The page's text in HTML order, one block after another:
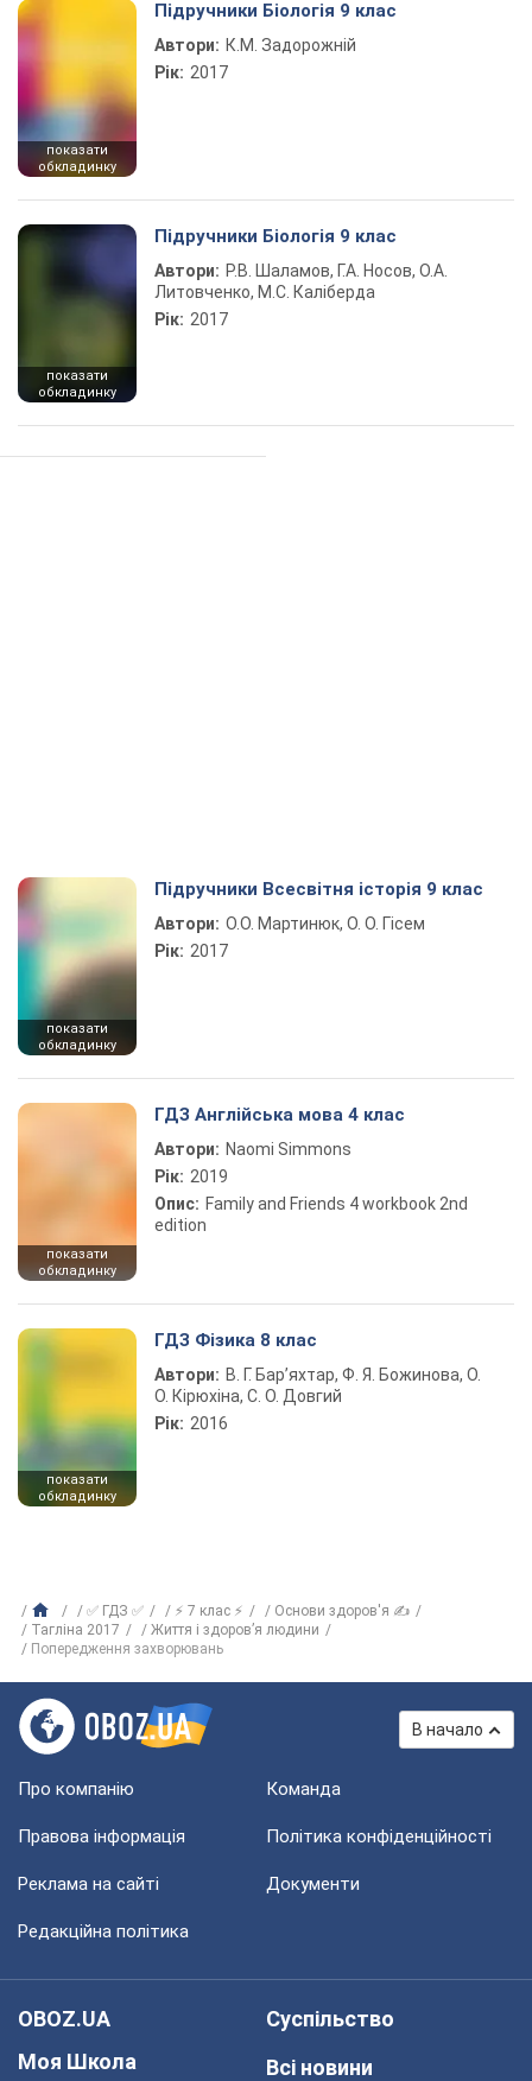
показати
обкладинку
Підручники Біологія 9 клас
Автори: К.М. Задорожній
Рік: 2017
показати
обкладинку
Підручники Біологія 9 клас
Автори: Р.В. Шаламов, Г.А. Носов, О.А.
Литовченко, М.С. Каліберда
Рік: 2017
показати
обкладинку
Підручники Всесвітня історія 9 клас
Автори: О.О. Мартинюк, О. О. Гісем
Рік: 2017
показати
обкладинку
ГДЗ Англійська мова 4 клас
Автори: Naomi Simmons
Рік: 2019
Опис: Family and Friends 4 workbook 2nd
edition
показати
обкладинку
ГДЗ Фізика 8 клас
Автори: В. Г. Бар’яхтар, Ф. Я. Божинова, О.
О. Кірюхіна, С. О. Довгий
Рік: 2016
✅ ГДЗ ✅ ⚡ 7 клас ⚡
Основи здоров'я ✍
Тагліна 2017
Життя і здоров’я людини
Попередження захворювань
В начало
Про компанію Команда
Правова інформація Політика конфіденційності
Реклама на сайті Документи
Редакційна політика
OBOZ.UA
Моя Школа
Суспільство
Всі новини